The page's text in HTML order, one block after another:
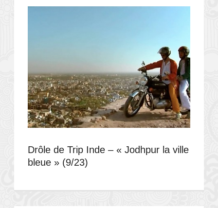
Drôle de Trip Inde – « Jodhpur la ville
bleue » (9/23)